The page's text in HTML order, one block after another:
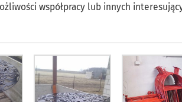
współpracy lub innych